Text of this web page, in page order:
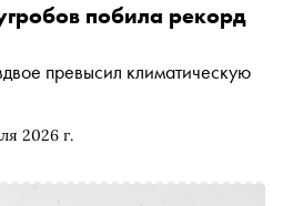
2026 г.
побила рекорд
превысил климатическую